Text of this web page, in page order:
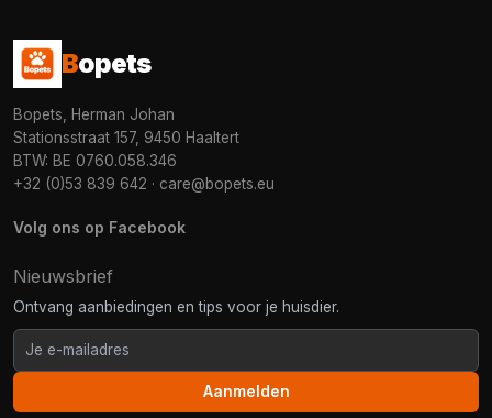
Bopets
Bopets, Herman Johan
Stationsstraat 157, 9450 Haaltert
BTW: BE 0760.058.346
+32 (0)53 839 642 · care@bopets.eu
Volg ons op Facebook
Nieuwsbrief
Ontvang aanbiedingen en tips voor je huisdier.
Aanmelden